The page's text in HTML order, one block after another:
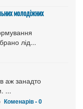
молодіжних
лід...
аж занадто
...
Коменарів - 0